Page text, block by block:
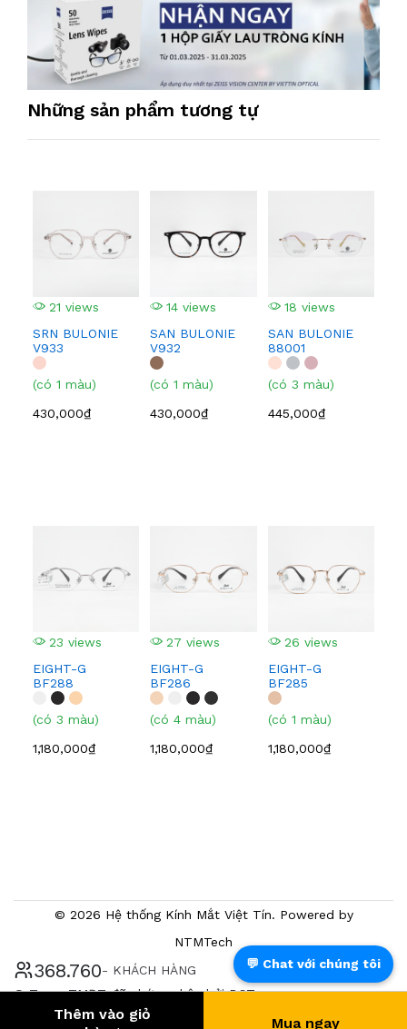
Những sản phẩm tương tự
21 views
SRN BULONIE
V933
(có 1 màu)
430,000₫
14 views
SAN BULONIE
V932
(có 1 màu)
430,000₫
18 views
SAN BULONIE
88001
(có 3 màu)
445,000₫
23 views
EIGHT-G
BF288
(có 3 màu)
1,180,000₫
27 views
EIGHT-G
BF286
(có 4 màu)
1,180,000₫
26 views
EIGHT-G
BF285
(có 1 màu)
1,180,000₫
💬 Chat với chúng tôi
© 2026 Hệ thống Kính Mắt Việt Tín. Powered by
NTMTech
387.198- KHÁCH HÀNG
® Trang TMĐT đã chứng nhận bởi BCT
Thêm vào giỏ
Mua ngay